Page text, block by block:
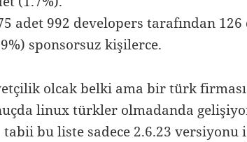
adet 992 developers tarafından 126
sponsorsuz kişilerce.
olcak belki ama bir türk
linux türkler olmadanda
tabii bu liste sadece 2.6.23